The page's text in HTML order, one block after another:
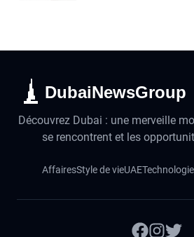
DubaiNewsGroup
Découvrez Dubai : une merveille
se rencontrent et les
AffairesStyle de vieUAETechnologie